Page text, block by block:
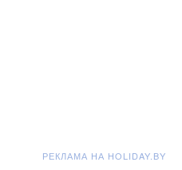
РЕКЛАМА НА HOLIDAY.BY